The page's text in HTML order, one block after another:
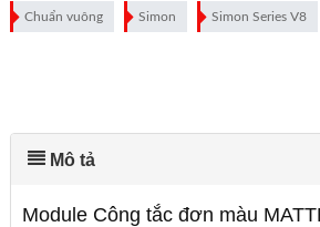
Chuẩn vuông Simon Simon Series V8
Mô tả
Module Công tắc đơn màu